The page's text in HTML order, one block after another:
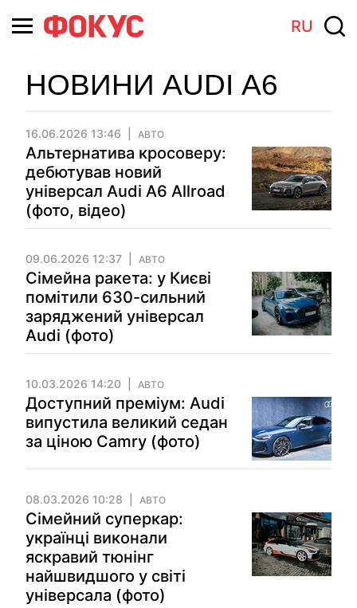
RU
НОВИНИ AUDI А6
16.06.2026 13:46 АВТО
Альтернатива кросоверу:
дебютував новий
універсал Audi A6 Allroad
(фото, відео)
09.06.2026 12:37 АВТО
Сімейна ракета: у Києві
помітили 630-сильний
заряджений універсал
Audi (фото)
10.03.2026 14:20 АВТО
Доступний преміум: Audi
випустила великий седан
за ціною Camry (фото)
08.03.2026 10:28 АВТО
Сімейний суперкар:
українці виконали
яскравий тюнінг
найшвидшого у світі
універсала (фото)